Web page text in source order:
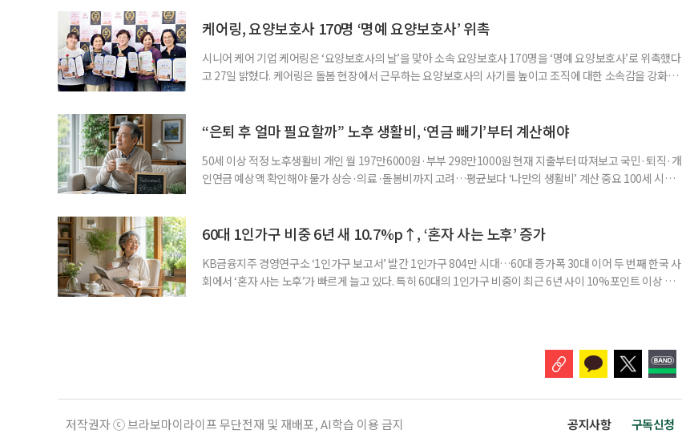
사용하는 자체 개발 워크북이 활용된다. 문제는 기억력과 주의집중력, 언어능력, 시공간 능력, 계산 능
케어링, 요양보호사 170명 ‘명예 요양보호사’ 위촉
시니어 케어 기업 케어링은 ‘요양보호사의 날’을 맞아 소속 요양보호사 170명을 ‘명예 요양보호사’로 위촉했다
고 27일 밝혔다. 케어링은 돌봄 현장에서 근무하는 요양보호사의 사기를 높이고 조직에 대한 소속감을 강화하
점에서 선정된 요양보호사들에게 위촉장과 감사 편지를 전달했다. 우수 요양보호사들이 현장에서 쌓은 돌봄
“은퇴 후 얼마 필요할까” 노후 생활비, ‘연금 빼기’부터 계산해야
50세 이상 적정 노후생활비 개인 월 197만6000원·부부 298만1000원 현재 지출부터 따져보고 국민·퇴직·개
인연금 예상액 확인해야 물가 상승·의료·돌봄비까지 고려…평균보다 ‘나만의 생활비’ 계산 중요 100세 시대
준비의 출발점이라는 조언이 나온다. 조고은 하나금융연구소 하나더넥스트연구센터 수석연구원은 은퇴
60대 1인가구 비중 6년 새 10.7%p↑, ‘혼자 사는 노후’ 증가
KB금융지주 경영연구소 ‘1인가구 보고서’ 발간 1인가구 804만 시대…60대 증가폭 30대 이어 두 번째 한국 사
회에서 ‘혼자 사는 노후’가 빠르게 늘고 있다. 특히 60대의 1인가구 비중이 최근 6년 사이 10%포인트 이상 상
저작권자 ⓒ 브라보마이라이프 무단전재 및 재배포, AI학습 이용 금지 공지사항 구독신청